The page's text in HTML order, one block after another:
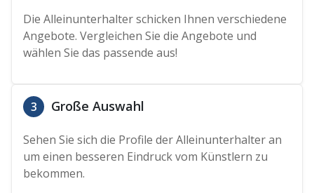
Die Alleinunterhalter schicken Ihnen verschiedene
Angebote. Vergleichen Sie die Angebote und
wählen Sie das passende aus!
3 Große Auswahl
Sehen Sie sich die Profile der Alleinunterhalter an
um einen besseren Eindruck vom Künstlern zu
bekommen.